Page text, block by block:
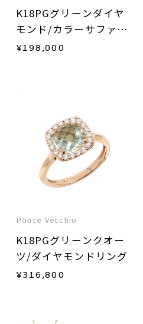
K18PGグリーンダイヤ
モンド/カラーサファイ
ア/ダイヤモンドピアス
¥198,000
Ponte Vecchio
K18PGグリーンクオー
ツ/ダイヤモンドリング
¥316,800